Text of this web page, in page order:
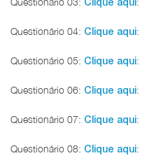
Questionário 04: Clique aqui:
Questionário 05: Clique aqui:
Questionário 06: Clique aqui:
Questionário 07: Clique aqui:
Questionário 08: Clique aqui: